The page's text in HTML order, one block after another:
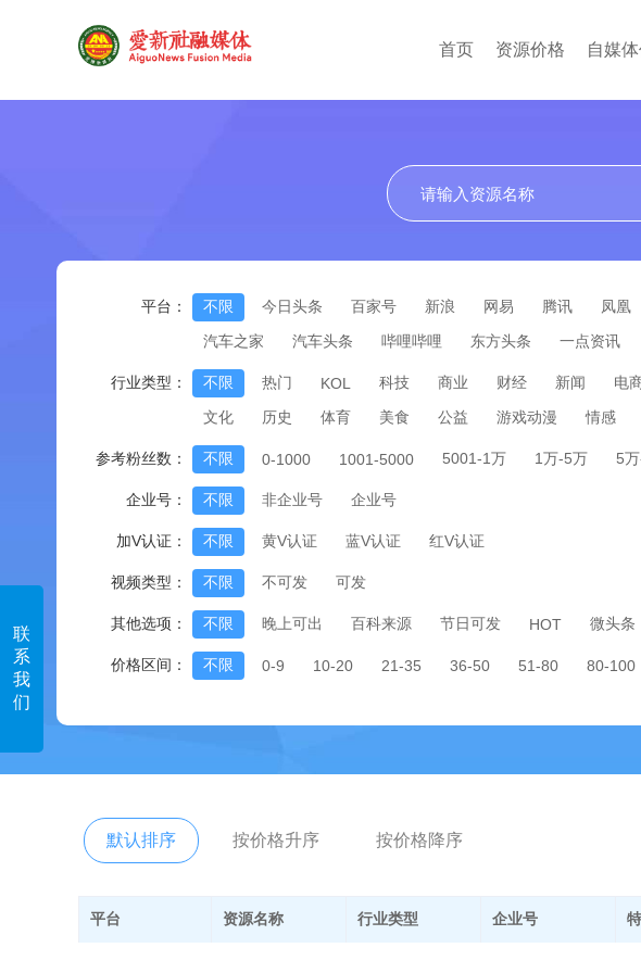
联
系
我
们
首页 资源价格 自媒
平台： 不限 今日头条 百家号 新浪 网易 腾讯 凤凰
汽车之家
汽车头条 哔哩哔哩 东方头条 一点资讯
行业类型： 不限 热门 KOL 科技 商业 财经 新闻 电
文化
历史 体育 美食 公益 游戏动漫 情感
参考粉丝数： 不限 0-1000 1001-5000 5001-1万 1万-5万 5
企业号： 不限 非企业号 企业号
加V认证： 不限 黄V认证 蓝V认证 红V认证
视频类型： 不限 不可发 可发
其他选项： 不限 晚上可出 百科来源 节日可发 HOT 微头条
价格区间： 不限 0-9 10-20 21-35 36-50 51-80 80-100
默认排序 按价格升序 按价格降序
平台 资源名称 行业类型 企业号